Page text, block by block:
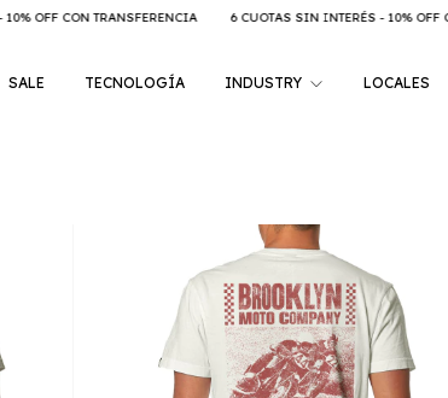
6 CUOTAS SIN INTERÉS - 10% OFF CON TRANSFERENCIA 6
SALE TECNOLOGÍA INDUSTRY LOCALES